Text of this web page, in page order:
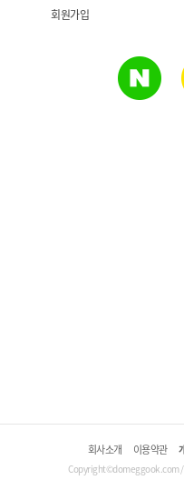
회원가입
회사소개 이용약관
Copyright©domeggook.com /